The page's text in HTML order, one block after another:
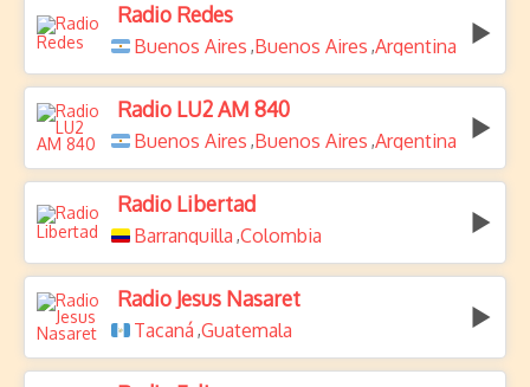
Radio Redes
Buenos Aires ,Buenos Aires ,Argentina
Radio LU2 AM 840
Buenos Aires ,Buenos Aires ,Argentina
Radio Libertad
Barranquilla ,Colombia
Radio Jesus Nasaret
Tacaná ,Guatemala